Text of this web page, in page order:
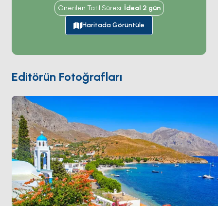
yanından iç bölgeye uzanıyor,Pothia limanı tepelere
karşı neoklasik binaları diziyor ve batı kıyısındaki deniz
mağaraları doğrudan sudan açılıyor. Tekneler Vathy,
sunuyor. Adanın sünger dalıcılığı mirası Pothia'daki
müzede hâlâ görülüyor. Kalymnos
Patmos'tan 4 saatlik yelken mesafesinde. Sezon
Nisan ile Ekim
Önerilen Tatil Süresi: İdeal 2 gün
Haritada Görüntüle
Editörün Fotoğrafları